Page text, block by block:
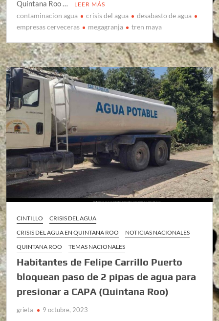
Quintana Roo …
LEER MÁS
contaminacion agua crisis del agua
desabasto de agua
empresas cerveceras
megagranja tren maya
CINTILLO
CRISIS DEL AGUA
CRISIS DEL AGUA EN QUINTANA ROO
NOTICIAS NACIONALES
QUINTANA ROO
TEMAS NACIONALES
Habitantes de Felipe Carrillo Puerto
bloquean paso de 2 pipas de agua para
presionar a CAPA (Quintana Roo)
grieta 9 octubre, 2023